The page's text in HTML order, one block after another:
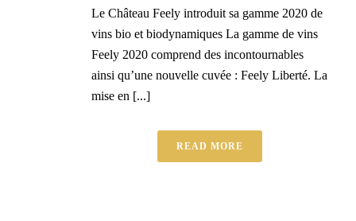
Le Château Feely introduit sa gamme 2020 de
vins bio et biodynamiques La gamme de vins
Feely 2020 comprend des incontournables
ainsi qu’une nouvelle cuvée : Feely Liberté. La
mise en [...]
READ MORE